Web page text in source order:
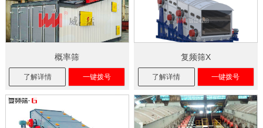
概率筛
了解详情 一键拨号
复频筛X
了解详情 一键拨号